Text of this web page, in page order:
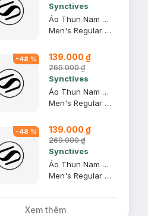
Synctives
Áo Thun Nam Regular Fit, Be, XS - CMTS0028
Men's Regular Fit T-shirt
-48 % 139.000 ₫
269.000 ₫
Synctives
Áo Thun Nam Regular Fit, Xanh Khói, XL - CMTS0028
Men's Regular Fit T-shirt
-48 % 139.000 ₫
269.000 ₫
Synctives
Áo Thun Nam Regular Fit, Xanh Khói, XS - CMTS0028
Men's Regular Fit T-shirt
Xem thêm